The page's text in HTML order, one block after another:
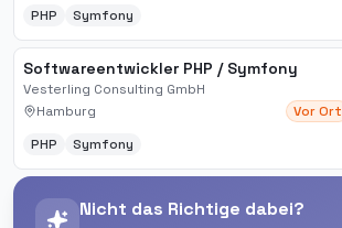
PHP Symfony
Softwareentwickler PHP / Symfony
Vesterling Consulting GmbH
Hamburg
Vor Ort
PHP
Symfony
Nicht das Richtige dabei?